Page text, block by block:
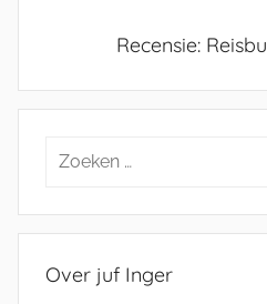
Recensie:
Zoeken
Over juf Inger